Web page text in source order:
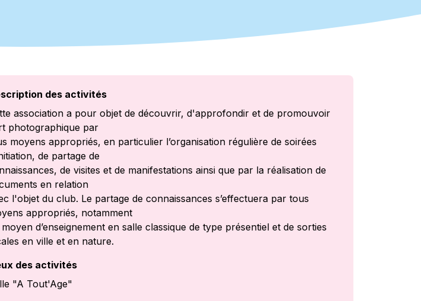
des activités
association a pour objet de découvrir, d'approfondir et de promouvoir
photographique par
moyens appropriés, en particulier l’organisation régulière de soirées
de partage de
de visites et de manifestations ainsi que par la réalisation de
en relation
l'objet du club. Le partage de connaissances s’effectuera par tous
appropriés, notamment
d’enseignement en salle classique de type présentiel et de sorties
en ville et en nature.
des activités
"A Tout'Age"